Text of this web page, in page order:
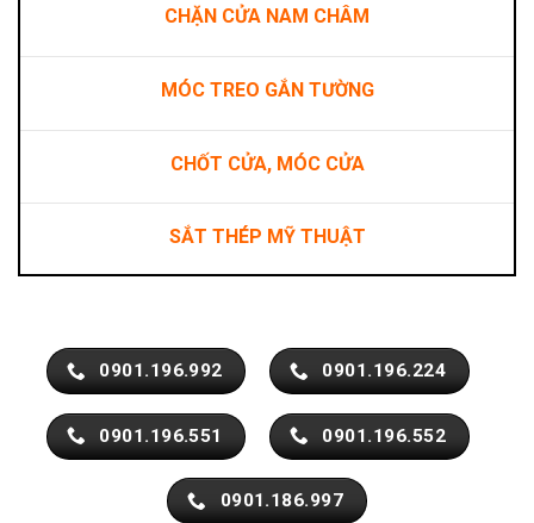
CHẶN CỬA NAM CHÂM
MÓC TREO GẮN TƯỜNG
CHỐT CỬA, MÓC CỬA
SẮT THÉP MỸ THUẬT
0901.196.992 0901.196.224
0901.196.551 0901.196.552
0901.186.997